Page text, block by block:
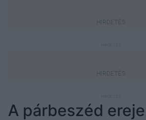
A párbeszéd ereje